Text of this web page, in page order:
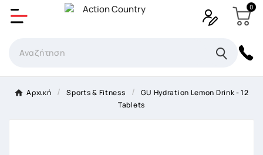
0
Αρχική Sports & Fitness
GU Hydration Lemon Drink - 12
Tablets
Δημιουργία λίστα επιθυμητών
×
Όνομα Λίστα επιθυμιτών
Δημιουργία λίστα επιθυμητών